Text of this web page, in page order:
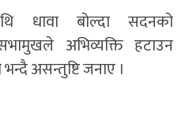
धावा बोल्दा सदनको
अभिव्यक्ति हटाउन
असन्तुष्टि जनाए ।